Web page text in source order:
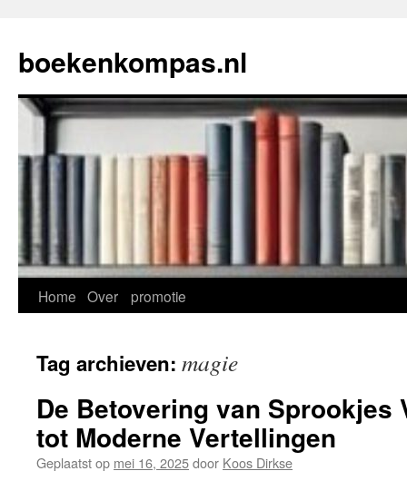
de
inhoud
boekenkompas.nl
Home Over promotie
Tag archieven: magie
De Betovering van Sprookjes
tot Moderne Vertellingen
Geplaatst op mei 16, 2025door Koos Dirkse